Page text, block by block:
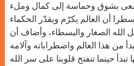
بشوق وحماسة إلى كمال وملء
مسطرا أن العالم يكرّم ويقدّر الحكماء
الله الصغار والبسطاء، وأضاف أن
من هذا العالم واضطراباته وآلامه
تبدأ حينما تنفتح قلوبنا على سر الله